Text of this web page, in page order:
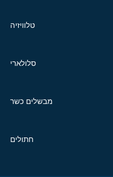
טלוויזיה
סלולארי
מבשלים כשר
חתולים